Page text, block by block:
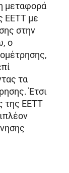
μεταφορά
ΕΕΤΤ με
στην
ο
τα
Έτσι
της ΕΕΤΤ